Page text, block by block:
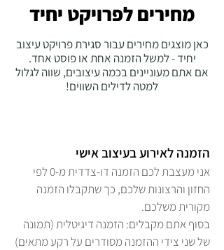
מחירים לפרויקט יחיד
כאן מוצגים מחירים עבור סגירת פרויקט עיצוב
יחיד - למשל הזמנה אחת או פוסט אחד.
אם אתם מעוניינים בכמה עיצובים, שווה לגלול
למטה לדילים השווים!
הזמנה לאירוע בעיצוב אישי
אני מעצבת לכם הזמנה דו-צדדית מ-0 לפי
החזון והרצונות שלכם, כך שתקבלו הזמנה
מקורית משלכם.
בסוף אתם מקבלים: הזמנה דיגיטלית (תמונה
של שני צידי ההזמנה מסודרים על רקע מתאים)